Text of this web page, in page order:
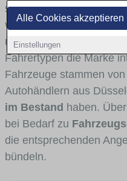
Alle Cookies akzeptieren
Einstellungen
skizzieren, in welchen
vertreten ist, welche
und Umlandverkehr zu
Fahrertypen die Marke
Fahrzeuge stammen
Autohändlern aus
im Bestand haben.
bei Bedarf zu
die entsprechenden
bündeln.